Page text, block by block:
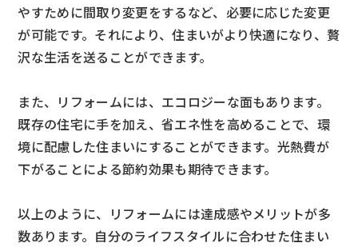
やすために間取り変更をするなど、必要に応じた変更
が可能です。それにより、住まいがより快適になり、贅
沢な生活を送ることができます。
また、リフォームには、エコロジーな面もあります。
既存の住宅に手を加え、省エネ性を高めることで、環
境に配慮した住まいにすることができます。光熱費が
下がることによる節約効果も期待できます。
以上のように、リフォームには達成感やメリットが多
数あります。自分のライフスタイルに合わせた住まい